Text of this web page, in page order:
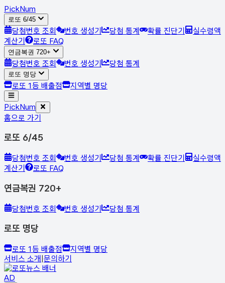
PickNum
로또 6/45
당첨번호 조회 번호 생성기 당첨 통계 확률 진단기
실수령액
계산기
로또 FAQ
연금복권 720+
당첨번호 조회 번호 생성기 당첨 통계
로또 명당
로또 1등 배출점 지역별 명당
PickNum
홈으로 가기
로또 6/45
당첨번호 조회 번호 생성기 당첨 통계 확률 진단기
실수령액
계산기
로또 FAQ
연금복권 720+
당첨번호 조회 번호 생성기 당첨 통계
로또 명당
로또 1등 배출점
지역별 명당
서비스 소개|문의하기
AD